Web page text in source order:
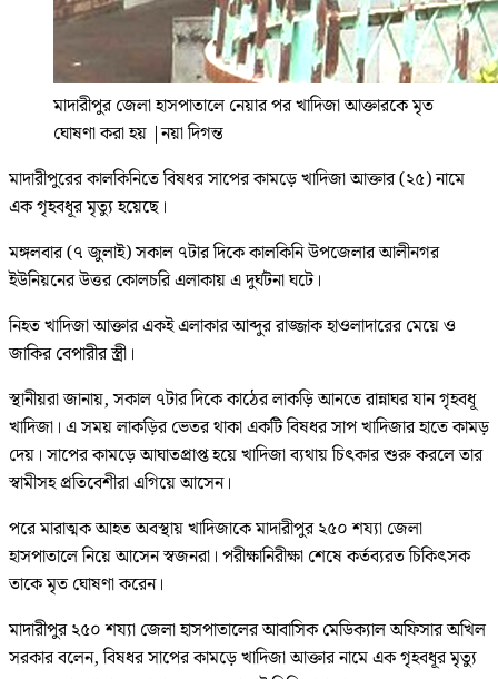
মাদারীপুর জেলা হাসপাতালে নেয়ার পর খাদিজা আক্তারকে মৃত
ঘোষণা করা হয় |নয়া দিগন্ত
মাদারীপুরের কালকিনিতে বিষধর সাপের কামড়ে খাদিজা আক্তার (২৫) নামে
এক গৃহবধূর মৃত্যু হয়েছে।
মঙ্গলবার (৭ জুলাই) সকাল ৭টার দিকে কালকিনি উপজেলার আলীনগর
ইউনিয়নের উত্তর কোলচরি এলাকায় এ দুর্ঘটনা ঘটে।
নিহত খাদিজা আক্তার একই এলাকার আব্দুর রাজ্জাক হাওলাদারের মেয়ে ও
জাকির বেপারীর স্ত্রী।
স্থানীয়রা জানায়, সকাল ৭টার দিকে কাঠের লাকড়ি আনতে রান্নাঘর যান গৃহবধূ
খাদিজা। এ সময় লাকড়ির ভেতর থাকা একটি বিষধর সাপ খাদিজার হাতে কামড়
দেয়। সাপের কামড়ে আঘাতপ্রাপ্ত হয়ে খাদিজা ব্যথায় চিৎকার শুরু করলে তার
স্বামীসহ প্রতিবেশীরা এগিয়ে আসেন।
পরে মারাত্মক আহত অবস্থায় খাদিজাকে মাদারীপুর ২৫০ শয্যা জেলা
হাসপাতালে নিয়ে আসেন স্বজনরা। পরীক্ষানিরীক্ষা শেষে কর্তব্যরত চিকিৎসক
তাকে মৃত ঘোষণা করেন।
মাদারীপুর ২৫০ শয্যা জেলা হাসপাতালের আবাসিক মেডিক্যাল অফিসার অখিল
সরকার বলেন, বিষধর সাপের কামড়ে খাদিজা আক্তার নামে এক গৃহবধূর মৃত্যু